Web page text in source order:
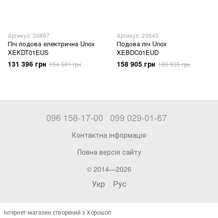
Артикул: 39897
Піч подова електрична Unox
XEKDT01EUS
131 396 грн 154 581 грн
Артикул: 29845
Подова піч Unox
XEBDC01EUD
158 905 грн 186 935 грн
096 158-17-00 099 029-01-67
Контактна інформація
Повна версія сайту
© 2014—2026
Укр Рус
Інтернет-магазин створений з Хорошоп